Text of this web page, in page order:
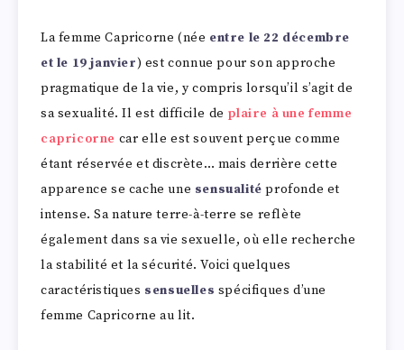
La femme Capricorne (née entre le 22 décembre
et le 19 janvier) est connue pour son approche
pragmatique de la vie, y compris lorsqu’il s’agit de
sa sexualité. Il est difficile de plaire à une femme
capricorne car elle est souvent perçue comme
étant réservée et discrète… mais derrière cette
apparence se cache une sensualité profonde et
intense. Sa nature terre-à-terre se reflète
également dans sa vie sexuelle, où elle recherche
la stabilité et la sécurité. Voici quelques
caractéristiques sensuelles spécifiques d’une
femme Capricorne au lit.